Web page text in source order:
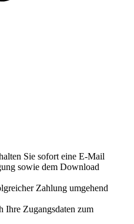
Sie sofort eine E-Mail
sowie dem Download
Zahlung umgehend
Ihre Zugangsdaten zum